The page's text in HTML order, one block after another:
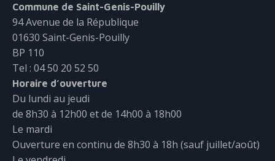
Commune de Saint-Genis-Pouilly
94 Avenue de la République
01630 Saint-Genis-Pouilly
BP 110
Tel : 04 50 20 52 50
Horaire d’ouverture
Du lundi au jeudi
de 8h30 à 12h00 et de 14h00 à 18h00
Le mardi
Ouverture en continu de 8h30 à 18h (sauf juillet/août)